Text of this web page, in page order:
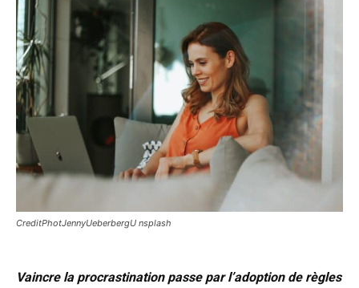
CreditPhotJennyUeberbergU nsplash
Vaincre la procrastination passe par l’adoption de règles